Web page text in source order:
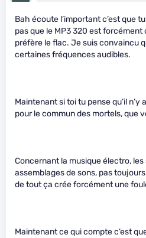
Bah écoute l’important c’est que
pas que le MP3 320 est forcément
préfère le flac. Je suis convaincu
certaines fréquences audibles.
Maintenant si toi tu pense qu’il
pour le commun des mortels, que
Concernant la musique électro,
assemblages de sons, pas
de tout ça crée forcément une
Maintenant ce qui compte c’est